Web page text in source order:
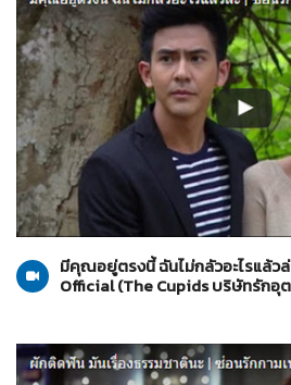
01-06-2560
The Cupids บ
มีคุณอยู่ตรงนี้ ฉันไม่กลัวอะไรแล้ว
Official (The Cupids บริษัทรักอุ